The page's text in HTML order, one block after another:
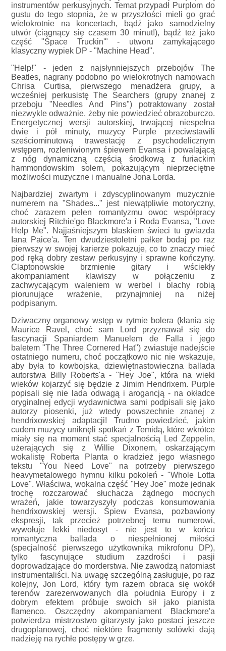
instrumentów perkusyjnych. Temat przypadł Purplom do
gustu do tego stopnia, że w przyszłości mieli go grać
wielokrotnie na koncertach, bądź jako samodzielny
utwór (ciągnący się czasem 30 minut!), bądź też jako
część "Space Truckin'" - utworu zamykającego
klasyczny wypiek DP - "Machine Head".
"Help!" - jeden z najsłynniejszych przebojów The
Beatles, nagrany podobno po wielokrotnych namowach
Chrisa Curtisa, pierwszego menadżera grupy, a
wcześniej perkusistę The Searchers (grupy znanej z
przeboju "Needles And Pins") potraktowany został
niezwykle odważnie, żeby nie powiedzieć obrazoburczo.
Energetycznej wersji autorskiej, trwającej niespełna
dwie i pół minuty, muzycy Purple przeciwstawili
sześciominutową trawestację z psychodelicznym
wstępem, rozleniwionym śpiewem Evansa i powalającą
z nóg dynamiczną częścią środkową z furiackim
hammondowskim solem, pokazującym nieprzeciętne
możliwości muzyczne i manualne Jona Lorda.
Najbardziej zwartym i zdyscyplinowanym muzycznie
numerem na "Shades..." jest niewątpliwie motoryczny,
choć zarazem pełen romantyzmu owoc współpracy
autorskiej Ritchie'go Blackmore'a i Roda Evansa, "Love
Help Me". Najjaśniejszym blaskiem świeci tu gwiazda
Iana Paice'a. Ten dwudziestoletni pałker bodaj po raz
pierwszy w swojej karierze pokazuje, co to znaczy mieć
pod ręką dobry zestaw perkusyjny i sprawne kończyny.
Claptonowskie brzmienie gitary i wściekły
akompaniament klawiszy w połączeniu z
zachwycającym waleniem w werbel i blachy robią
piorunujące wrażenie, przynajmniej na niżej
podpisanym.
Dziwaczny organowy wstęp w rytmie bolera (kłania się
Maurice Ravel, choć sam Lord przyznawał się do
fascynacji Spaniardem Manuelem de Falla i jego
baletem "The Three Cornered Hat") zwiastuje nadejście
ostatniego numeru, choć początkowo nic nie wskazuje,
aby była to kowbojska, dziewiętnastowieczna ballada
autorstwa Billy Roberts'a - "Hey Joe", która na wieki
wieków kojarzyć się będzie z Jimim Hendrixem. Purple
popisali się nie lada odwagą i arogancją - na okładce
oryginalnej edycji wydawnictwa sami podpisali się jako
autorzy piosenki, już wtedy powszechnie znanej z
hendrixowskiej adaptacji! Trudno powiedzieć, jakim
cudem muzycy uniknęli spotkań z Temidą, które wkrótce
miały się na moment stać specjalnością Led Zeppelin,
użerających się z Willie Dixonem, oskarżającym
wokalistę Roberta Planta o kradzież jego własnego
tekstu "You Need Love" na potrzeby pierwszego
heavymetalowego hymnu kilku pokoleń - "Whole Lotta
Love". Właściwa, wokalna część "Hey Joe" może jednak
trochę rozczarować słuchacza żądnego mocnych
wrażeń, jakie towarzyszyły podczas konsumowania
hendrixowskiej wersji. Śpiew Evansa, pozbawiony
ekspresji, tak przecież potrzebnej temu numerowi,
wywołuje lekki niedosyt - nie jest to w końcu
romantyczna ballada o niespełnionej miłości
(specjalność pierwszego użytkownika mikrofonu DP),
tylko fascynujące studium zazdrości i pasji
doprowadzające do morderstwa. Nie zawodzą natomiast
instrumentaliści. Na uwagę szczególną zasługuje, po raz
kolejny, Jon Lord, który tym razem obraca się wokół
terenów zarezerwowanych dla południa Europy i z
dobrym efektem próbuje swoich sił jako pianista
flamenco. Oszczędny akompaniament Blackmore'a
potwierdza mistrzostwo gitarzysty jako postaci jeszcze
drugoplanowej, choć niektóre fragmenty solówki dają
nadzieję na rychłe postępy w grze.